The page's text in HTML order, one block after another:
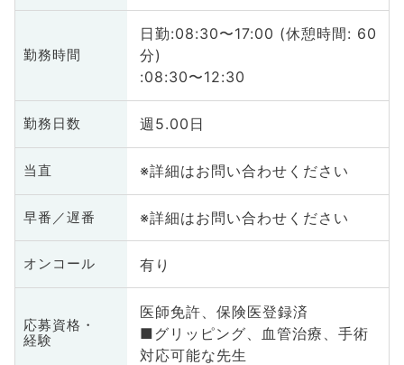
勤務時間
日勤:08:30〜17:00 (休憩時間: 60
分)
:08:30〜12:30
勤務日数 週5.00日
当直 ※詳細はお問い合わせください
早番／遅番 ※詳細はお問い合わせください
オンコール 有り
応募資格・
経験
医師免許、保険医登録済
■グリッピング、血管治療、手術
対応可能な先生